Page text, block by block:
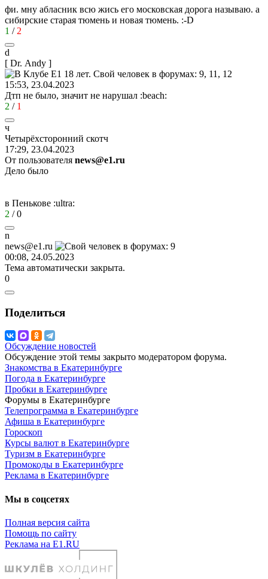
фи. мну абласник всю жись его московская дорога называю. а
сибирские старая тюмень и новая тюмень. :-D
1 / 2
d
[ Dr. Andy ]
15:53, 23.04.2023
Дтп не было, значит не нарушал :beach:
2 / 1
ч
Четырёхсторонний скотч
17:29, 23.04.2023
От пользователя news@e1.ru
Дело было
в Пенькове :ultra:
2 /0
n
news@e1.ru
00:08, 24.05.2023
Тема автоматически закрыта.
0
Поделиться
Обсуждение новостей
Обсуждение этой темы закрыто модератором форума.
Знакомства в Екатеринбурге
Погода в Екатеринбурге
Пробки в Екатеринбурге
Форумы в Екатеринбурге
Телепрограмма в Екатеринбурге
Афиша в Екатеринбурге
Гороскоп
Курсы валют в Екатеринбурге
Туризм в Екатеринбурге
Промокоды в Екатеринбурге
Реклама в Екатеринбурге
Мы в соцсетях
Полная версия сайта
Помощь по сайту
Реклама на E1.RU